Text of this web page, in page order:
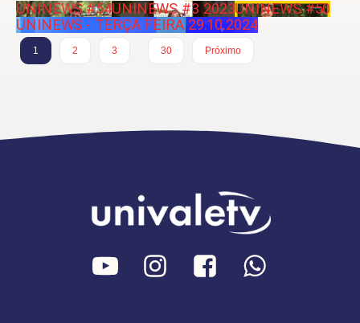
UNINEWS #54UNINEWS #3 2023UNINEWS #50
UNINEWS - TERÇA FEIRA 29.10.2024
1 2 3
30
Próximo